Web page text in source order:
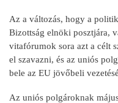
Az a változás, hogy a
Bizottság elnöki posztjára,
vitafórumok sora azt a célt
el szavazni, és az uniós
bele az EU jövőbeli
Az uniós polgároknak